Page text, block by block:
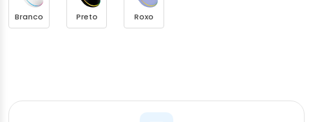
Branco Preto Roxo